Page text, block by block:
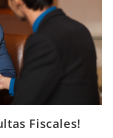
Fiscales!